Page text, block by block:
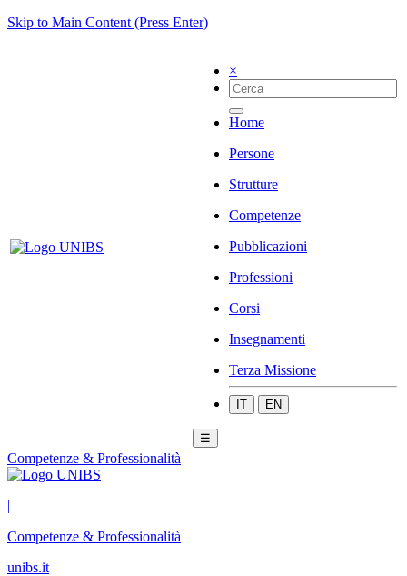
Skip to Main Content (Press Enter)
×
Home
Persone
Strutture
Competenze
Pubblicazioni
Professioni
Corsi
Insegnamenti
Terza Missione
IT EN
☰
Competenze & Professionalità
|
Competenze & Professionalità
unibs.it